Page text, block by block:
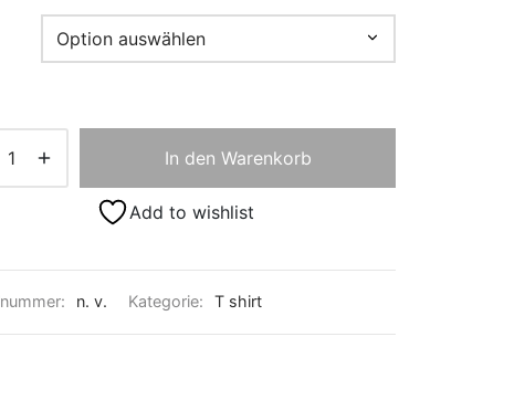
169,00 €
95,00 €.
In den Warenkorb
Add to wishlist
n. v. Kategorie: T shirt​